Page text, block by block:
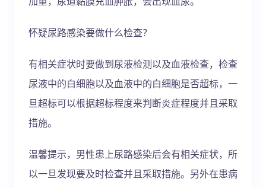
怀疑尿路感染要做什么检查？
有相关症状时要做到尿液检测以及血液检查，检查
尿液中的白细胞以及血液中的白细胞是否超标，一
旦超标可以根据超标程度来判断炎症程度并且采取
措施。
温馨提示，男性患上尿路感染后会有相关症状，所
以一旦发现要及时检查并且采取措施。另外在患病